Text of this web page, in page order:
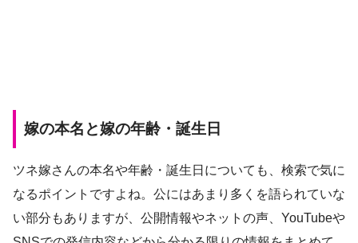
嫁の本名と嫁の年齢・誕生日
ツネ嫁さんの本名や年齢・誕生日についても、検索で気に
なるポイントですよね。公にはあまり多くを語られていな
い部分もありますが、公開情報やネットの声、YouTubeや